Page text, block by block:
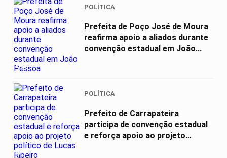
03
POLÍTICA
Prefeita de Poço José de Moura
reafirma apoio a aliados durante
convenção estadual em João...
04
POLÍTICA
Prefeito de Carrapateira
participa de convenção estadual
e reforça apoio ao projeto